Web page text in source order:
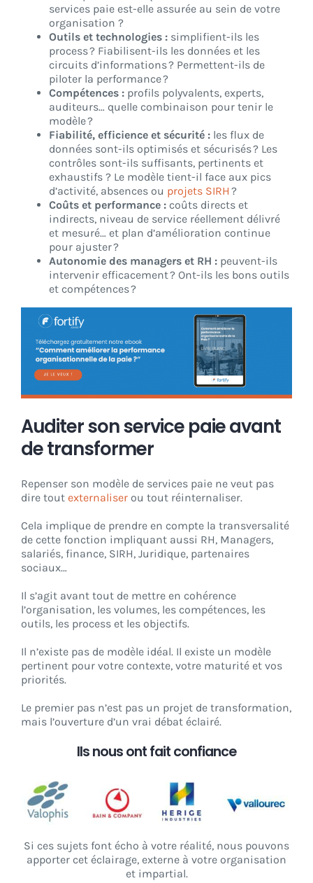
services paie est-elle assurée au sein de votre
organisation ?
Outils et technologies : simplifient-ils les
process ? Fiabilisent-ils les données et les
circuits d’informations ? Permettent-ils de
piloter la performance ?
Compétences : profils polyvalents, experts,
auditeurs… quelle combinaison pour tenir le
modèle ?
Fiabilité, efficience et sécurité : les flux de
données sont-ils optimisés et sécurisés ? Les
contrôles sont-ils suffisants, pertinents et
exhaustifs ? Le modèle tient-il face aux pics
d’activité, absences ou projets SIRH ?
Coûts et performance : coûts directs et
indirects, niveau de service réellement délivré
et mesuré… et plan d’amélioration continue
pour ajuster ?
Autonomie des managers et RH : peuvent-ils
intervenir efficacement ? Ont-ils les bons outils
et compétences ?
Auditer son service paie avant
de transformer
Repenser son modèle de services paie ne veut pas
dire tout externaliser ou tout réinternaliser.
Cela implique de prendre en compte la transversalité
de cette fonction impliquant aussi RH, Managers,
salariés, finance, SIRH, Juridique, partenaires
sociaux…
Il s’agit avant tout de mettre en cohérence
l’organisation, les volumes, les compétences, les
outils, les process et les objectifs.
Il n’existe pas de modèle idéal. Il existe un modèle
pertinent pour votre contexte, votre maturité et vos
priorités.
Le premier pas n’est pas un projet de transformation,
mais l’ouverture d’un vrai débat éclairé.
Ils nous ont fait confiance
Si ces sujets font écho à votre réalité, nous pouvons
apporter cet éclairage, externe à votre organisation
et impartial.